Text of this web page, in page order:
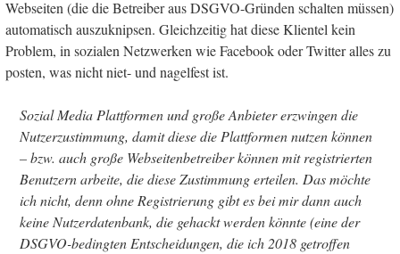
Webseiten (die die Betreiber aus DSGVO-Gründen schalten müssen)
automatisch auszuknipsen. Gleichzeitig hat diese Klientel kein
Problem, in sozialen Netzwerken wie Facebook oder Twitter alles zu
posten, was nicht niet- und nagelfest ist.
Sozial Media Plattformen und große Anbieter erzwingen die
Nutzerzustimmung, damit diese die Plattformen nutzen können
– bzw. auch große Webseitenbetreiber können mit registrierten
Benutzern arbeite, die diese Zustimmung erteilen. Das möchte
ich nicht, denn ohne Registrierung gibt es bei mir dann auch
keine Nutzerdatenbank, die gehackt werden könnte (eine der
DSGVO-bedingten Entscheidungen, die ich 2018 getroffen